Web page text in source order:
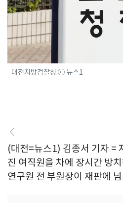
대전지방검찰청 ⓒ 뉴스1
(대전=뉴스1) 김종서 기자 =
진 여직원을 차에 장시간 방
연구원 전 부원장이 재판에